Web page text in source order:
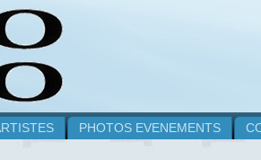
PHOTOS EVENEMENTS